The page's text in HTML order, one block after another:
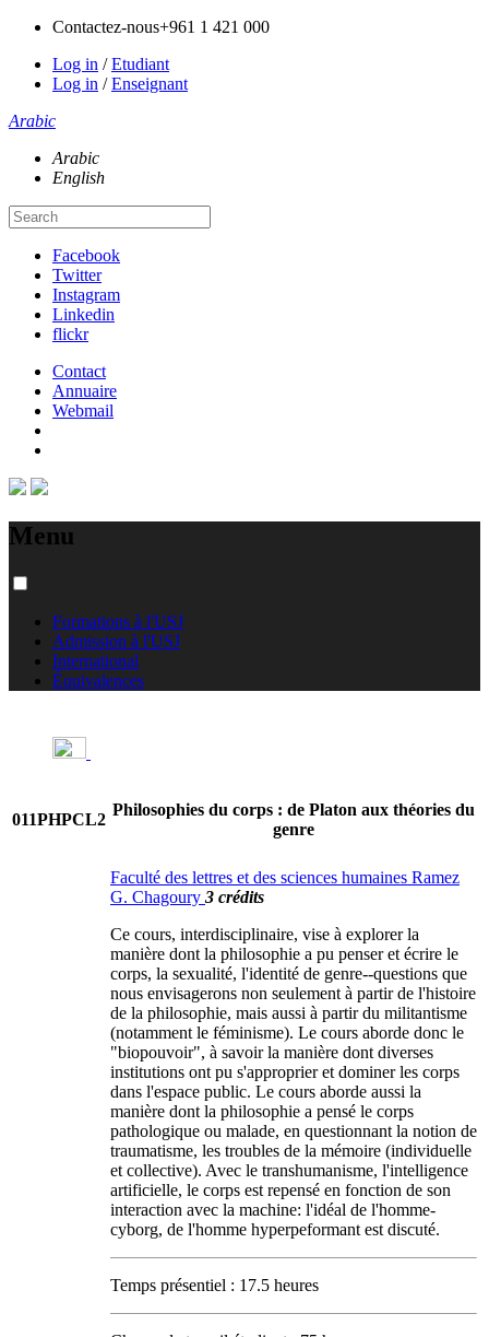
Contactez-nous+961 1 421 000
Log in /Etudiant
Log in /Enseignant
Arabic
Arabic
English
Facebook
Twitter
Instagram
Linkedin
flickr
Contact
Annuaire
Webmail
Menu
Formations à l'USJ
Admission à l'USJ
International
Équivalences
011PHPCL2
Philosophies du corps : de Platon aux théories du
genre
Faculté des lettres et des sciences humaines Ramez
G. Chagoury 3 crédits
Ce cours, interdisciplinaire, vise à explorer la
manière dont la philosophie a pu penser et écrire le
corps, la sexualité, l'identité de genre--questions que
nous envisagerons non seulement à partir de l'histoire
de la philosophie, mais aussi à partir du militantisme
(notamment le féminisme). Le cours aborde donc le
"biopouvoir", à savoir la manière dont diverses
institutions ont pu s'approprier et dominer les corps
dans l'espace public. Le cours aborde aussi la
manière dont la philosophie a pensé le corps
pathologique ou malade, en questionnant la notion de
traumatisme, les troubles de la mémoire (individuelle
et collective). Avec le transhumanisme, l'intelligence
artificielle, le corps est repensé en fonction de son
interaction avec la machine: l'idéal de l'homme-
cyborg, de l'homme hyperpeformant est discuté.
Temps présentiel : 17.5 heures